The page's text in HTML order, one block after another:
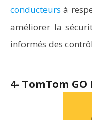
conducteurs à
améliorer la
informés des
4- TomTom GO